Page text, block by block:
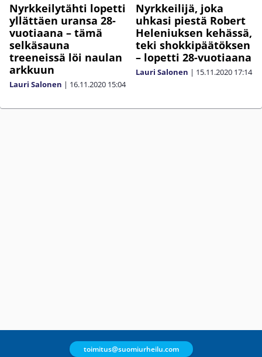
Nyrkkeilytähti lopetti
yllättäen uransa 28-
vuotiaana – tämä
selkäsauna
treeneissä löi naulan
arkkuun
Lauri Salonen | 16.11.2020 15:04
Nyrkkeilijä, joka
uhkasi piestä Robert
Heleniuksen kehässä,
teki shokkipäätöksen
– lopetti 28-vuotiaana
Lauri Salonen | 15.11.2020 17:14
toimitus@suomiurheilu.com